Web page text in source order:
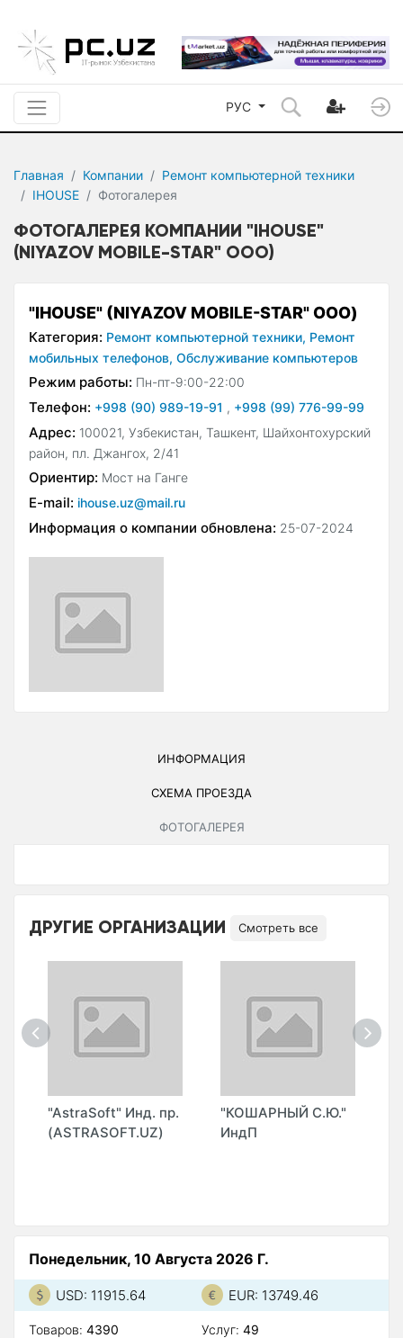
РУС
Главная Компании
Ремонт компьютерной техники
IHOUSE
Фотогалерея
ФОТОГАЛЕРЕЯ КОМПАНИИ "IHOUSE"
(NIYAZOV MOBILE-STAR" ООО)
"IHOUSE" (NIYAZOV MOBILE-STAR" ООО)
Категория: Ремонт компьютерной техники, Ремонт
мобильных телефонов, Обслуживание компьютеров
Режим работы: Пн-пт-9:00-22:00
Телефон: +998 (90) 989-19-91 , +998 (99) 776-99-99
Адрес: 100021, Узбекистан, Ташкент, Шайхонтохурский
район, пл. Джангох, 2/41
Ориентир: Мост на Ганге
E-mail: ihouse.uz@mail.ru
Информация о компании обновлена: 25-07-2024
ИНФОРМАЦИЯ
СХЕМА ПРОЕЗДА
ФОТОГАЛЕРЕЯ
ДРУГИЕ ОРГАНИЗАЦИИ Смотреть все
"AstraSoft" Инд. пр.
(ASTRASOFT.UZ)
"КОШАРНЫЙ С.Ю."
ИндП
Понедельник, 10 Августа 2026 Г.
USD: 11915.64 EUR: 13749.46
Товаров: 4390
Услуг: 49